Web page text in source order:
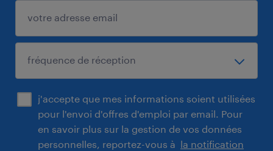
j'accepte que mes informations soient utilisées
pour l'envoi d'offres d'emploi par email. Pour
en savoir plus sur la gestion de vos données
personnelles, reportez-vous à la notification